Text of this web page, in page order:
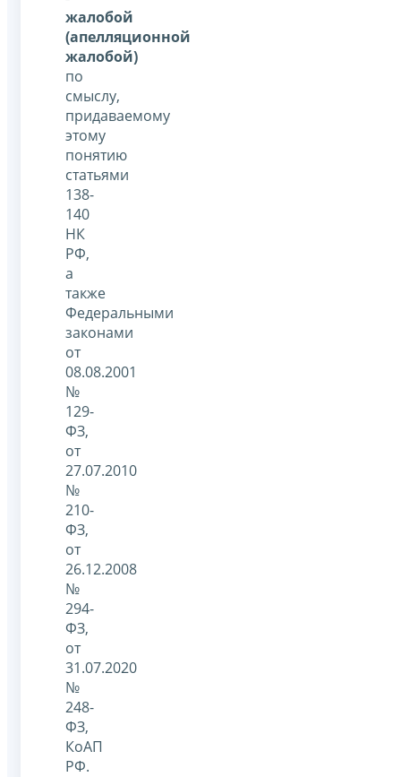
жалобой
(апелляционной
жалобой)
по
смыслу,
придаваемому
этому
понятию
статьями
138-
140
НК
РФ,
а
также
Федеральными
законами
от
08.08.2001
№
129-
ФЗ,
от
27.07.2010
№
210-
ФЗ,
от
26.12.2008
№
294-
ФЗ,
от
31.07.2020
№
248-
ФЗ,
КоАП
РФ.